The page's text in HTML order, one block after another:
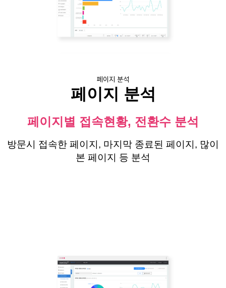
페이지 분석
페이지 분석
페이지별 접속현황, 전환수 분석
방문시 접속한 페이지, 마지막 종료된 페이지, 많이
본 페이지 등 분석